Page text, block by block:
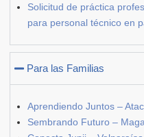
Solicitud de práctica
para personal técnico en
Para las Familias
Aprendiendo Juntos –
Sembrando Futuro –